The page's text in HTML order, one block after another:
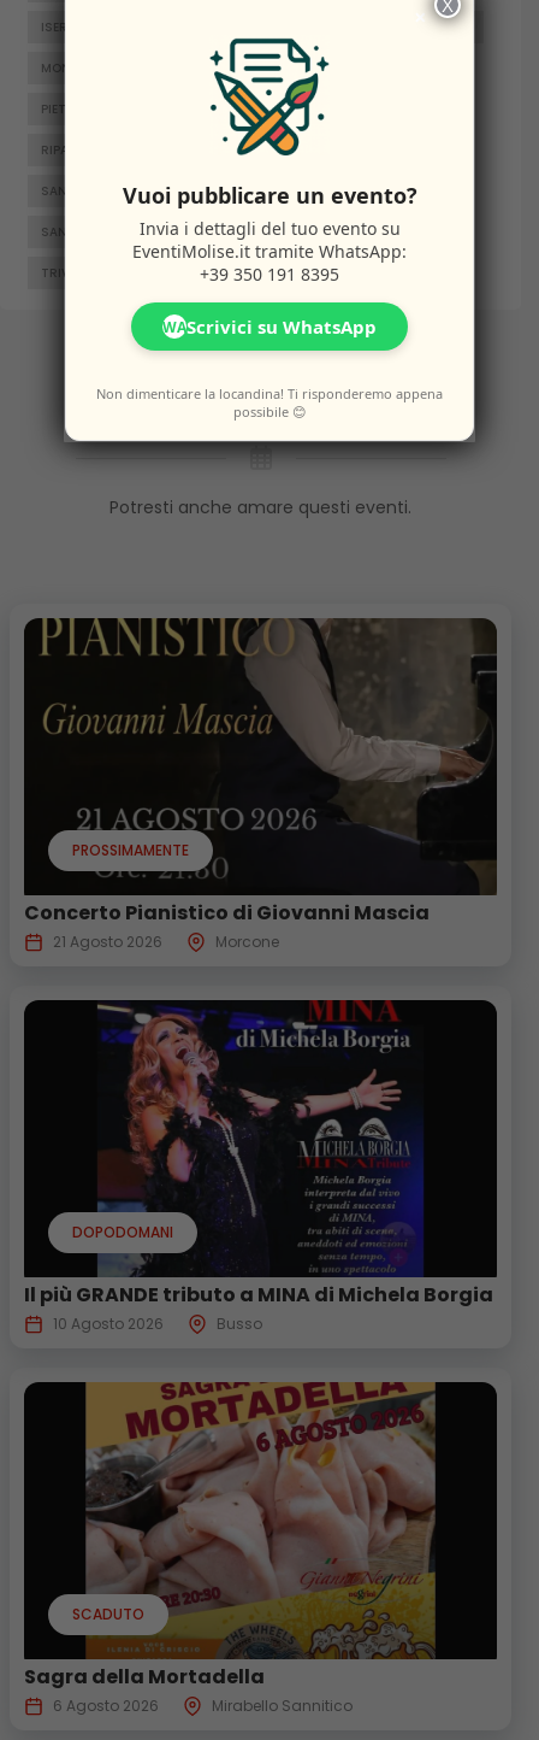
ISERNIA MOLISE
MONTENERO DI BISACCIA ORATINO
PIETRABBONDANTE PIETRACATELLA
RIPALIMOSANI ROCCAMANDOLFI
SAN GIACOMO DEGLI SCHIAVONI SAN MASSIMO
SANTA CROCE DI MAGLIANO SEPINO TERMOLI
TRIVENTO VINCHIATURO
AltriEventi
Potresti anche amare questi eventi.
PROSSIMAMENTE
Concerto Pianistico di Giovanni Mascia
21 Agosto 2026 Morcone
DOPODOMANI
Il più GRANDE tributo a MINA di Michela Borgia
10 Agosto 2026 Busso
SCADUTO
Sagra della Mortadella
6 Agosto 2026 Mirabello Sannitico
×
Vuoi pubblicare un evento?
Invia i dettagli del tuo evento su
EventiMolise.it tramite WhatsApp:
+39 350 191 8395
WAScrivici su WhatsApp
Non dimenticare la locandina! Ti risponderemo appena
possibile 😊
X